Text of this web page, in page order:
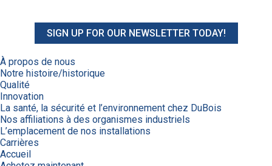
SIGN UP FOR OUR NEWSLETTER TODAY!
À propos de nous
Notre histoire/historique
Qualité
Innovation
La santé, la sécurité et l’environnement chez DuBois
Nos affiliations à des organismes industriels
L’emplacement de nos installations
Carrières
Accueil